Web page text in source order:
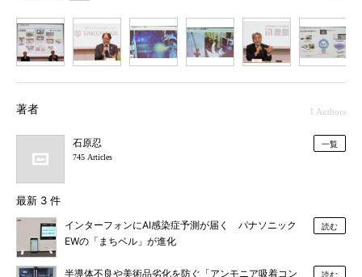
著者 1 Authors
石原忍
745 Articles
一覧
最新 3 件
インターフォンにAI感染症予測が届く パナソニック
EWの「まちベル」が進化
読む
半導体不良や美術品劣化を防ぐ「アンモニア吸着コン
読む